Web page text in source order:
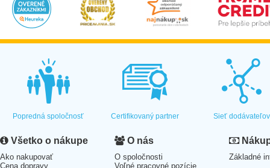
Popredná spoločnosť Certifikovaný partner Sieť dodávateľov
Všetko o nákupe
Ako nakupovať
Cena dopravy
O nás
O spoločnosti
Voľné pracovné pozície
Základné